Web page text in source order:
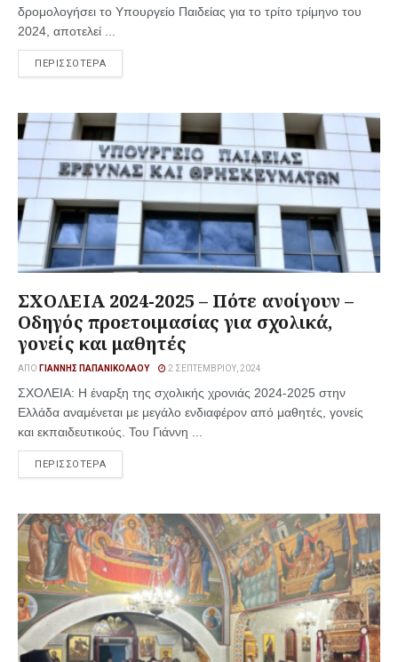
δρομολογήσει το Υπουργείο Παιδείας για το τρίτο τρίμηνο του
2024, αποτελεί ...
ΠΕΡΙΣΣΟΤΕΡΑ
ΣΧΟΛΕΙΑ 2024-2025 – Πότε ανοίγουν –
Οδηγός προετοιμασίας για σχολικά,
γονείς και μαθητές
ΑΠΌ ΓΙΆΝΝΗΣ ΠΑΠΑΝΙΚΟΛΆΟΥ 2 ΣΕΠΤΕΜΒΡΊΟΥ, 2024
ΣΧΟΛΕΙΑ: Η έναρξη της σχολικής χρονιάς 2024-2025 στην
Ελλάδα αναμένεται με μεγάλο ενδιαφέρον από μαθητές, γονείς
και εκπαιδευτικούς. Του Γιάννη ...
ΠΕΡΙΣΣΟΤΕΡΑ